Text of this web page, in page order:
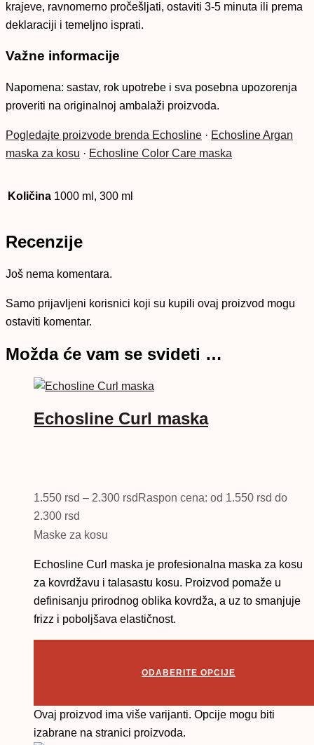
krajeve, ravnomerno pročešljati, ostaviti 3-5 minuta ili prema
deklaraciji i temeljno isprati.
Važne informacije
Napomena: sastav, rok upotrebe i sva posebna upozorenja
proveriti na originalnoj ambalaži proizvoda.
Pogledajte proizvode brenda Echosline · Echosline Argan
maska za kosu · Echosline Color Care maska
Količina 1000 ml, 300 ml
Recenzije
Još nema komentara.
Samo prijavljeni korisnici koji su kupili ovaj proizvod mogu
ostaviti komentar.
Možda će vam se svideti …
Echosline Curl maska
1.550 rsd – 2.300 rsd Raspon cena: od 1.550 rsd do
2.300 rsd
Maske za kosu
Echosline Curl maska je profesionalna maska za kosu
za kovrdžavu i talasastu kosu. Proizvod pomaže u
definisanju prirodnog oblika kovrdža, a uz to smanjuje
frizz i poboljšava elastičnost.
ODABERITE OPCIJE
Ovaj proizvod ima više varijanti. Opcije mogu biti
izabrane na stranici proizvoda.